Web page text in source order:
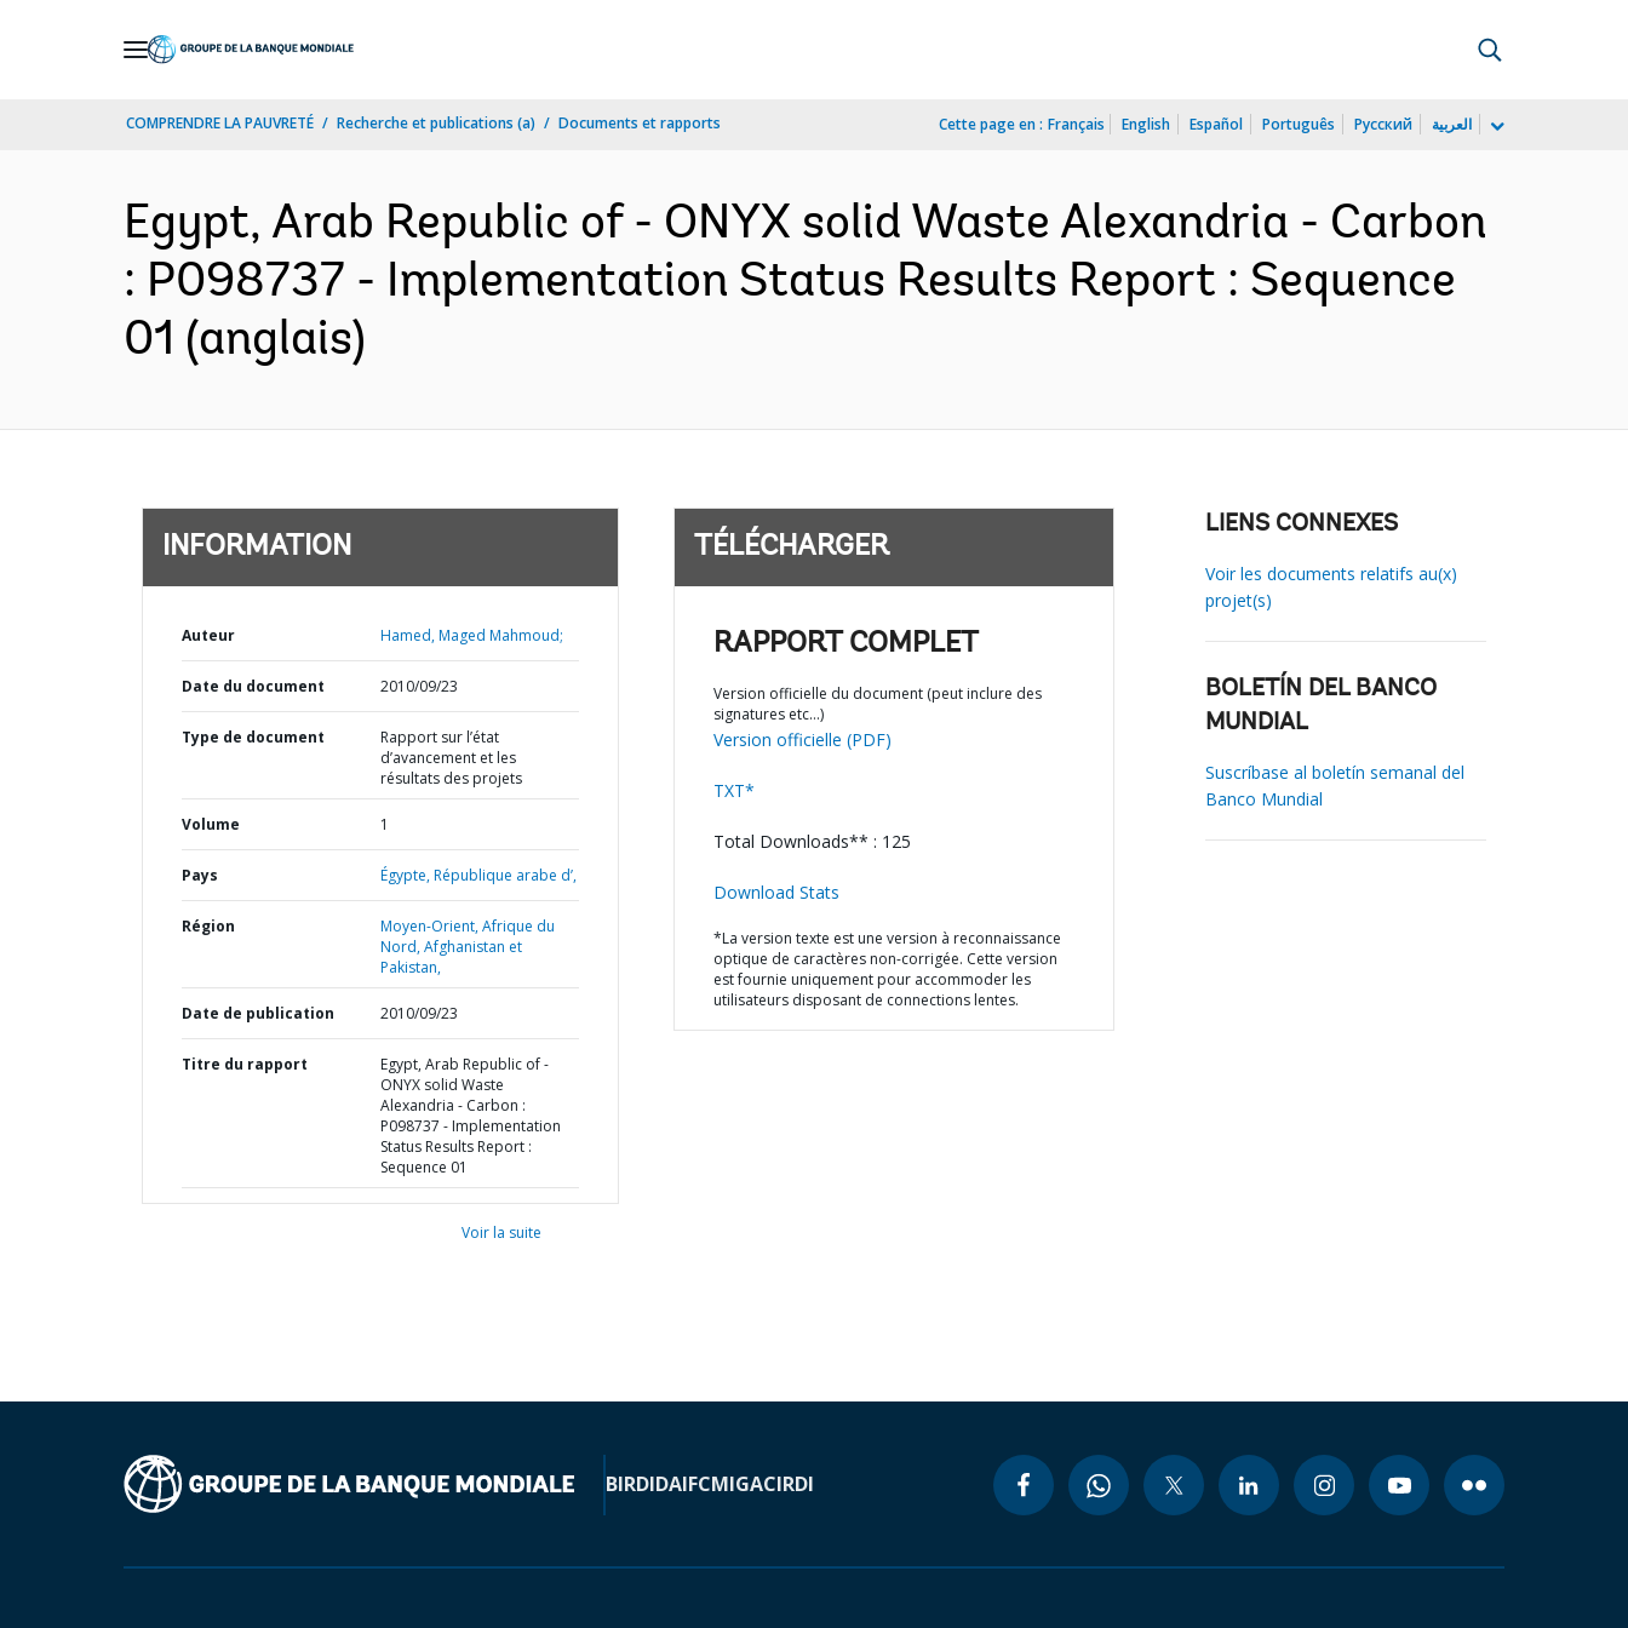
COMPRENDRE LA PAUVRETÉ Recherche et publications (a) Documents et rapports Cette page en : Français English Español Português Русский العربية
Egypt, Arab Republic of - ONYX solid Waste Alexandria - Carbon
: P098737 - Implementation Status Results Report : Sequence
01 (anglais)
INFORMATION
Auteur Hamed, Maged Mahmoud;
Date du document 2010/09/23
Type de document
Rapport sur l’état
d’avancement et les
résultats des projets
Volume 1
Pays Égypte,République arabe d’,
Région
Moyen-Orient, Afrique du
Nord, Afghanistan et
Pakistan,
Date de publication 2010/09/23
Titre du rapport
Egypt, Arab Republic of -
ONYX solid Waste
Alexandria - Carbon :
P098737 - Implementation
Status Results Report :
Sequence 01
Voir la suite
TÉLÉCHARGER
RAPPORT COMPLET
Version officielle du document (peut inclure des
signatures etc…)
Version officielle (PDF)
TXT*
Total Downloads** : 125
Download Stats
*La version texte est une version à reconnaissance
optique de caractères non-corrigée. Cette version
est fournie uniquement pour accommoder les
utilisateurs disposant de connections lentes.
LIENS CONNEXES
Voir les documents relatifs au(x)
projet(s)
BOLETÍN DEL BANCO
MUNDIAL
Suscríbase al boletín semanal del
Banco Mundial
BIRDIDAIFCMIGACIRDI